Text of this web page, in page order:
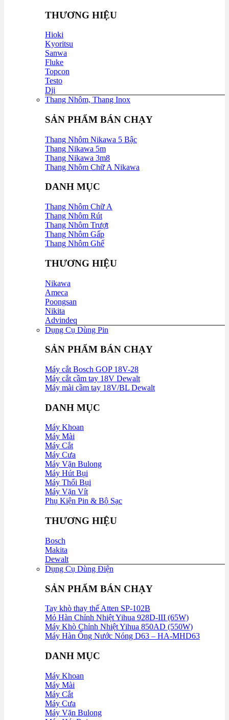
THƯƠNG HIỆU
Hioki
Kyoritsu
Sanwa
Fluke
Topcon
Testo
Dji
Thang Nhôm, Thang Inox
SẢN PHẨM BÁN CHẠY
Thang Nhôm Nikawa 5 Bậc
Thang Nikawa 5m
Thang Nikawa 3m8
Thang Nhôm Chữ A Nikawa
DANH MỤC
Thang Nhôm Chữ A
Thang Nhôm Rút
Thang Nhôm Trượt
Thang Nhôm Gấp
Thang Nhôm Ghế
THƯƠNG HIỆU
Nikawa
Ameca
Poongsan
Nikita
Advindeq
Dụng Cụ Dùng Pin
SẢN PHẨM BÁN CHẠY
Máy cắt Bosch GOP 18V-28
Máy cắt cầm tay 18V Dewalt
Máy mài cầm tay 18V/BL Dewalt
DANH MỤC
Máy Khoan
Máy Mài
Máy Cắt
Máy Cưa
Máy Vặn Bulong
Máy Hút Bụi
Máy Thổi Bụi
Máy Vặn Vít
Phụ Kiện Pin & Bộ Sạc
THƯƠNG HIỆU
Bosch
Makita
Dewalt
Dụng Cụ Dùng Điện
SẢN PHẨM BÁN CHẠY
Tay khò thay thế Atten SP-102B
Mỏ Hàn Chỉnh Nhiệt Yihua 928D-III (65W)
Máy Khò Chỉnh Nhiệt Yihua 850AD (550W)
Máy Hàn Ống Nước Nóng D63 – HA-MHD63
DANH MỤC
Máy Khoan
Máy Mài
Máy Cắt
Máy Cưa
Máy Vặn Bulong